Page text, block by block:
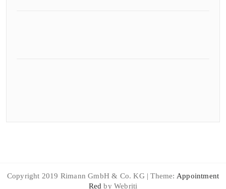
Copyright 2019 Rimann GmbH & Co. KG | Theme: Appointment
Red by Webriti